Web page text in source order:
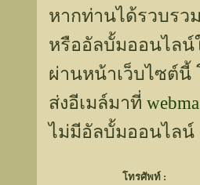
หากท่านได้รวบรว
หรืออัลบั้มออนไลน์
ผ่านหน้าเว็บไซต์นี้
ส่งอีเมล์มาที่
ไม่มีอัลบั้มออนไล
โทรศัพท์ :